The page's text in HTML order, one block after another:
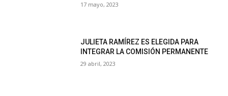
17 mayo, 2023
JULIETA RAMÍREZ ES ELEGIDA PARA
INTEGRAR LA COMISIÓN PERMANENTE
29 abril, 2023